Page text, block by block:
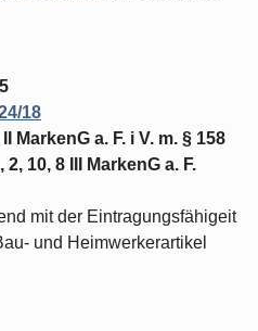
18
II MarkenG a. F. i V. m. § 158
2, 10, 8 III MarkenG a. F.
mit der Eintragungsfähigeit
und Heimwerkerartikel